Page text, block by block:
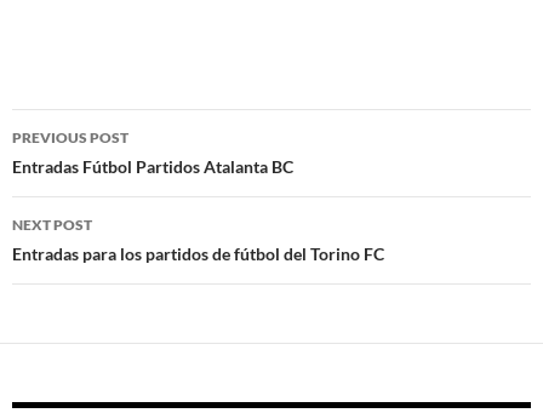
Post
navigation
PREVIOUS POST
Entradas Fútbol Partidos Atalanta BC
NEXT POST
Entradas para los partidos de fútbol del Torino FC